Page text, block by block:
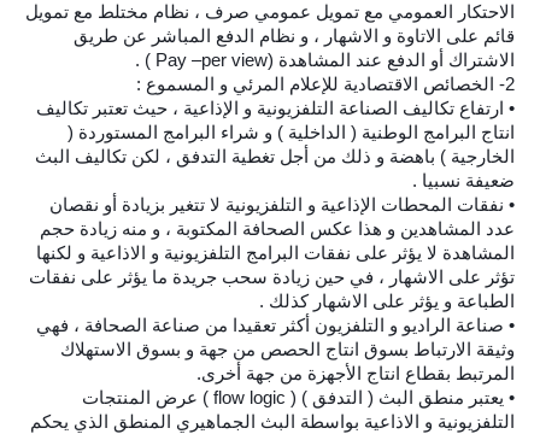
الاحتكار العمومي مع تمويل عمومي صرف ، نظام مختلط مع تمويل
قائم على الاتاوة و الاشهار ، و نظام الدفع المباشر عن طريق
الاشتراك أو الدفع عند المشاهدة (Pay –per view ) .
2- الخصائص الاقتصادية للإعلام المرئي و المسموع :
• ارتفاع تكاليف الصناعة التلفزيونية و الإذاعية ، حيث تعتبر تكاليف
انتاج البرامج الوطنية ( الداخلية ) و شراء البرامج المستوردة (
الخارجية ) باهضة و ذلك من أجل تغطية التدفق ، لكن تكاليف البث
ضعيفة نسبيا .
• نفقات المحطات الإذاعية و التلفزيونية لا تتغير بزيادة أو نقصان
عدد المشاهدين و هذا عكس الصحافة المكتوبة ، و منه زيادة حجم
المشاهدة لا يؤثر على نفقات البرامج التلفزيونية و الاذاعية و لكنها
تؤثر على الاشهار ، في حين زيادة سحب جريدة ما يؤثر على نفقات
الطباعة و يؤثر على الاشهار كذلك .
• صناعة الراديو و التلفزيون أكثر تعقيدا من صناعة الصحافة ، فهي
وثيقة الارتباط بسوق انتاج الحصص من جهة و بسوق الاستهلاك
المرتبط بقطاع انتاج الأجهزة من جهة أخرى.
• يعتبر منطق البث ( التدفق ) ( flow logic ) عرض المنتجات
التلفزيونية و الاذاعية بواسطة البث الجماهيري المنطق الذي يحكم